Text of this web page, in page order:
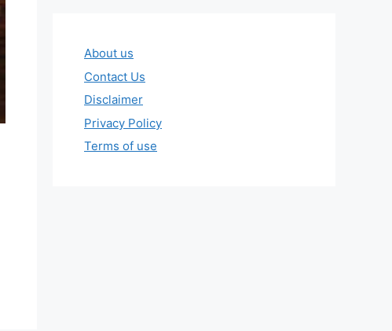
About us
Contact Us
Disclaimer
Privacy Policy
Terms of use